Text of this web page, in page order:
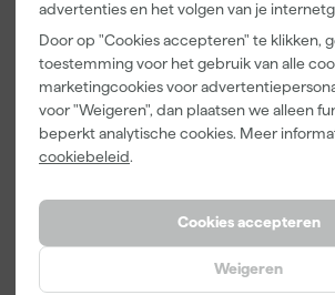
advertenties en het volgen van je
Door op "Cookies accepteren" te klikken,
toestemming voor het gebruik van alle
marketingcookies voor
voor "Weigeren", dan plaatsen we alleen
beperkt analytische cookies. Meer
cookiebeleid.
Cookies accepteren
Weigeren
4-v - 15m -
63,03
incl. BTW
99,63
incl. BTW